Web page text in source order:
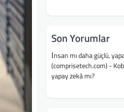
Son Yorumlar
İnsan mı daha güçlü,
(comprisetech.com) -
yapay zekâ mı?